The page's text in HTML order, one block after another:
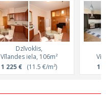
Dzīvoklis,
Vīlandes iela, 106m²
1 225 €(11.5 €/m²)
1